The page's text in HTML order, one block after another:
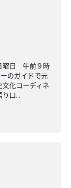
曜日 午前９時
のガイドで元
化コーディネ
口...